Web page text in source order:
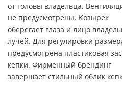
от головы владельца.
не предусмотрены. Козырек
оберегает глаза и лицо
лучей. Для регулировки
предусмотрена пластиковая
кепки. Фирменный брендинг
завершает стильный облик